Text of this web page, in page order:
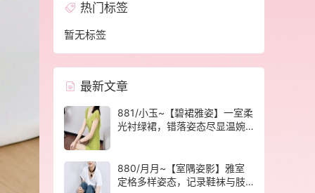
热门标签
暂无标签
最新文章
881/小玉~【碧裙雅姿】一室柔
光衬绿裙，错落姿态尽显温婉
880/月月~【室隅姿影】雅室
定格多样姿态，记录鞋袜与肢